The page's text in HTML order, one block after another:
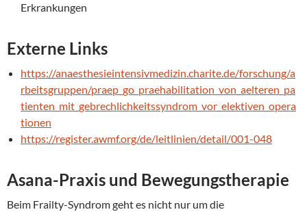
Erkrankungen
Externe Links
https://anaesthesieintensivmedizin.charite.de/forschung/a
rbeitsgruppen/praep_go_praehabilitation_von_aelteren_pa
tienten_mit_gebrechlichkeitssyndrom_vor_elektiven_opera
tionen
https://register.awmf.org/de/leitlinien/detail/001-048
Asana-Praxis und Bewegungstherapie
Beim Frailty-Syndrom geht es nicht nur um die